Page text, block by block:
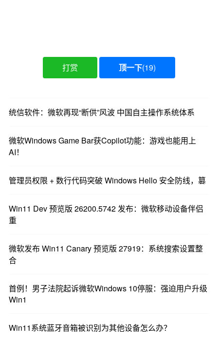
打赏 顶一下(19)
统信软件：微软再现“断供”风波 中国自主操作系统体系
微软Windows Game Bar获Copilot功能：游戏也能用上
AI！
管理员权限 + 数行代码突破 Windows Hello 安全防线，篡
Win11 Dev 预览版 26200.5742 发布：微软移动设备伴侣
重
微软发布 Win11 Canary 预览版 27919：系统搜索设置整
合
首例！男子法院起诉微软Windows 10停服：强迫用户升级
Win1
Win11系统蓝牙音箱被识别为其他设备怎么办？